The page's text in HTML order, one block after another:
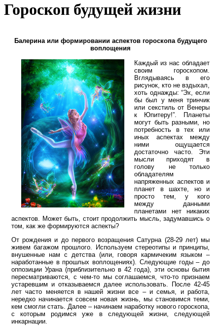
Гороскоп будущей жизни
Балерина или формировании аспектов гороскопа будущего
воплощения
Каждый из нас обладает
своим гороскопом.
Вглядываясь в его
рисунок, кто не вздыхал,
хоть однажды: “Эх, если
бы был у меня тринчик
или секстиль от Венеры
к Юпитеру!”. Планеты
могут быть разными, но
потребность в тех или
иных аспектах между
ними ощущается
достаточно часто. Эти
мысли приходят в
голову не только
обладателям
напряженных аспектов и
планет в шахте, но и
просто тем, у кого
между данными
планетами нет никаких
аспектов. Может быть, стоит продолжить мысль, задумавшись о
том, как же формируются аспекты?
От рождения и до первого возращения Сатурна (28-29 лет) мы
живем багажом прошлого. Используем стереотипы и принципы,
внушенные нам с детства (или, говоря кармичеким языком –
наработанные в прошлых воплощениях). Следующие годы – до
оппозиции Урана (приблизительно в 42 года), эти основы бытия
пересматриваются, с чем-то мы соглашаемся, что-то признаем
устаревшим и отказываемся далее использовать. После 42-45
лет часто меняется в нашей жизни все – и семья, и работа,
нередко начинается совсем новая жизнь, мы становимся теми,
кем смогли стать. Далее – начинаем наработку нового гороскопа,
с которым родимся уже в следующей жизни, следующей
инкарнации.